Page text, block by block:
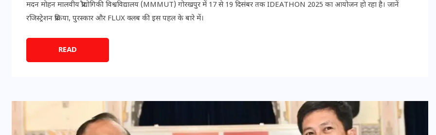
मदन मोहन मालवीय प्रौद्योगिकी विश्वविद्यालय (MMMUT) गोरखपुर में 17 से 19 दिसंबर तक IDEATHON 2025 का आयोजन हो रहा है। जानें
रजिस्ट्रेशन प्रक्रिया, पुरस्कार और FLUX क्लब की इस पहल के बारे में।
READ